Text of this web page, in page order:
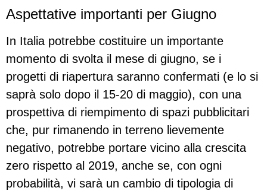
Aspettative importanti per Giugno
In Italia potrebbe costituire un importante
momento di svolta il mese di giugno, se i
progetti di riapertura saranno confermati (e lo si
saprà solo dopo il 15-20 di maggio), con una
prospettiva di riempimento di spazi pubblicitari
che, pur rimanendo in terreno lievemente
negativo, potrebbe portare vicino alla crescita
zero rispetto al 2019, anche se, con ogni
probabilità, vi sarà un cambio di tipologia di